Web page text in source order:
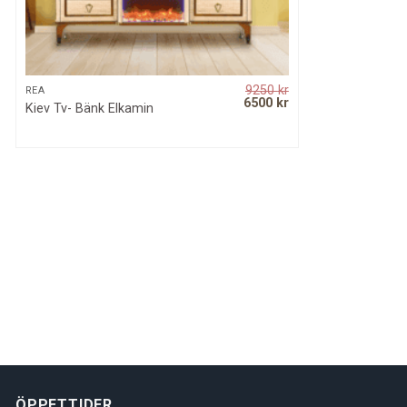
REA
Kiev Tv- Bänk Elkamin
9250kr
Original
6500 krCurrent